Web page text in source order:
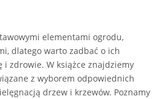
elementami ogrodu,
dlatego warto zadbać o ich
zdrowie. W książce znajdziemy
z wyborem odpowiednich
drzew i krzewów. Poznamy